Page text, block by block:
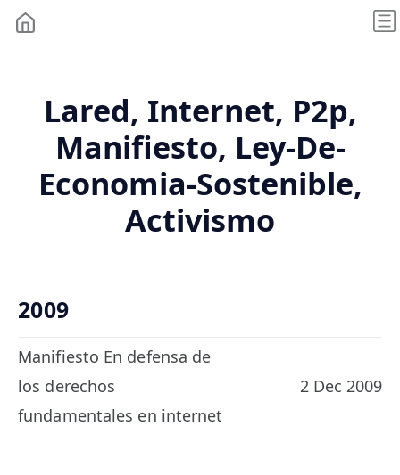
Lared, Internet, P2p,
Manifiesto, Ley-De-
Economia-Sostenible,
Activismo
2009
Manifiesto En defensa de
los derechos
fundamentales en internet
2 Dec 2009